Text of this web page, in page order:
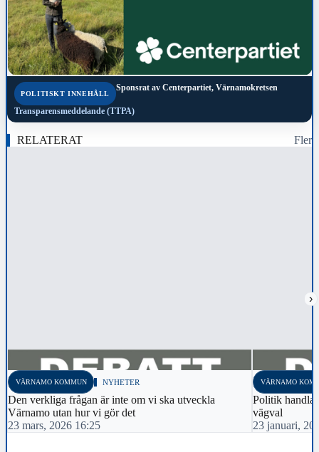
POLITISKT INNEHÅLL
Sponsrat av Centerpartiet, Värnamokretsen
Transparensmeddelande (TTPA)
RELATERAT Fler
›
VÄRNAMO KOMMUN NYHETER
Den verkliga frågan är inte om vi ska utveckla
Värnamo utan hur vi gör det
23 mars, 2026 16:25
VÄRNAMO
Politik
vägval
23 januari,